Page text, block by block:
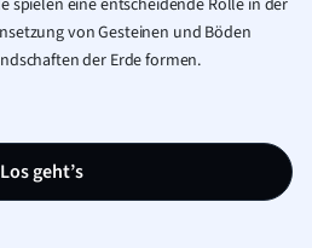
spielen eine entscheidende Rolle in der
von Gesteinen und Böden
der Erde formen.
Los geht’s